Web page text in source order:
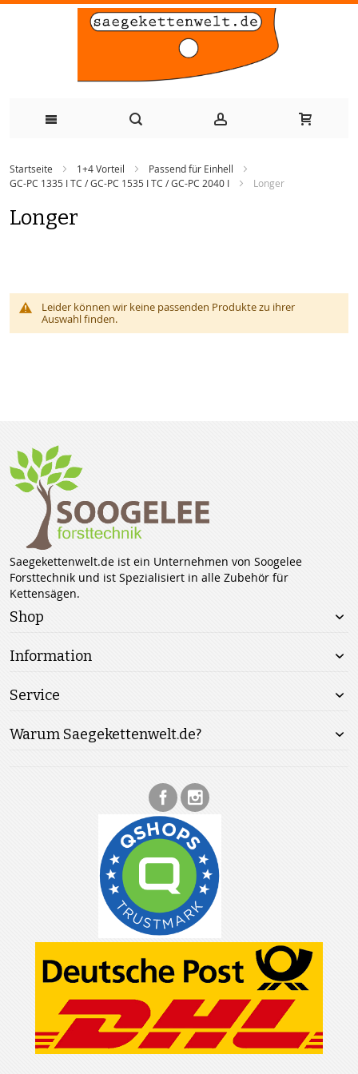
Inhalt
springen
Startseite 1+4 Vorteil
Passend für Einhell
GC-PC 1335 I TC / GC-PC 1535 I TC / GC-PC 2040 I
Longer
Longer
Leider können wir keine passenden Produkte zu ihrer
Auswahl finden.
Saegekettenwelt.de ist ein Unternehmen von Soogelee
Forsttechnik und ist Spezialisiert in alle Zubehör für
Kettensägen.
Shop
Information
Service
Warum Saegekettenwelt.de?